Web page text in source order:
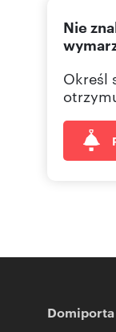
Nie
Określ
Domiporta